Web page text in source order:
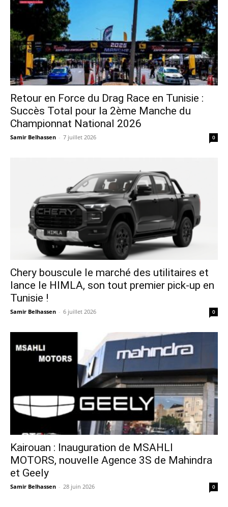
Retour en Force du Drag Race en Tunisie :
Succès Total pour la 2ème Manche du
Championnat National 2026
Samir Belhassen - 7 juillet 2026 0
Chery bouscule le marché des utilitaires et
lance le HIMLA, son tout premier pick-up en
Tunisie !
Samir Belhassen - 6 juillet 2026 0
Kairouan : Inauguration de MSAHLI
MOTORS, nouvelle Agence 3S de Mahindra
et Geely
Samir Belhassen - 28 juin 2026 0